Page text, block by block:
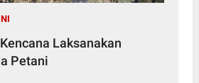
Laksanakan
Petani